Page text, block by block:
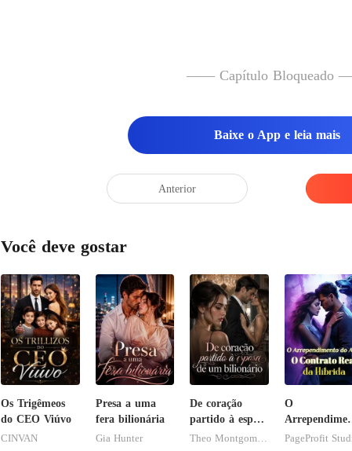
—— Capítulo Bloqueado
Baixe o App e leia mais
Anterior
Você deve gostar
Os Trigêmeos
do CEO Viúvo
CINVAN
Presa a uma
fera bilionária
Gia Hunter
De coração
partido à esposa
de um
O
do Alfa: O
PageProfit